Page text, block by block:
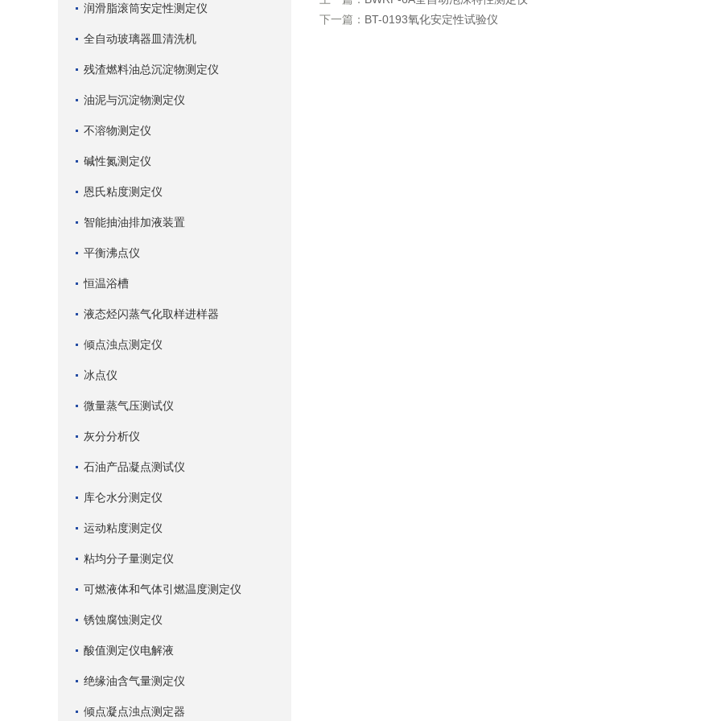
润滑脂滚筒安定性测定仪
全自动玻璃器皿清洗机
残渣燃料油总沉淀物测定仪
油泥与沉淀物测定仪
不溶物测定仪
碱性氮测定仪
恩氏粘度测定仪
智能抽油排加液装置
平衡沸点仪
恒温浴槽
液态烃闪蒸气化取样进样器
倾点浊点测定仪
冰点仪
微量蒸气压测试仪
灰分分析仪
石油产品凝点测试仪
库仑水分测定仪
运动粘度测定仪
粘均分子量测定仪
可燃液体和气体引燃温度测定仪
锈蚀腐蚀测定仪
酸值测定仪电解液
绝缘油含气量测定仪
倾点凝点浊点测定器
下一篇： BT-0193氧化安定性试验仪